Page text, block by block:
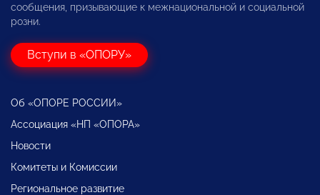
сообщения, призывающие к межнациональной и социальной
розни.
Вступи в «ОПОРУ»
Об «ОПОРЕ РОССИИ»
Ассоциация «НП «ОПОРА»
Новости
Комитеты и Комиссии
Региональное развитие